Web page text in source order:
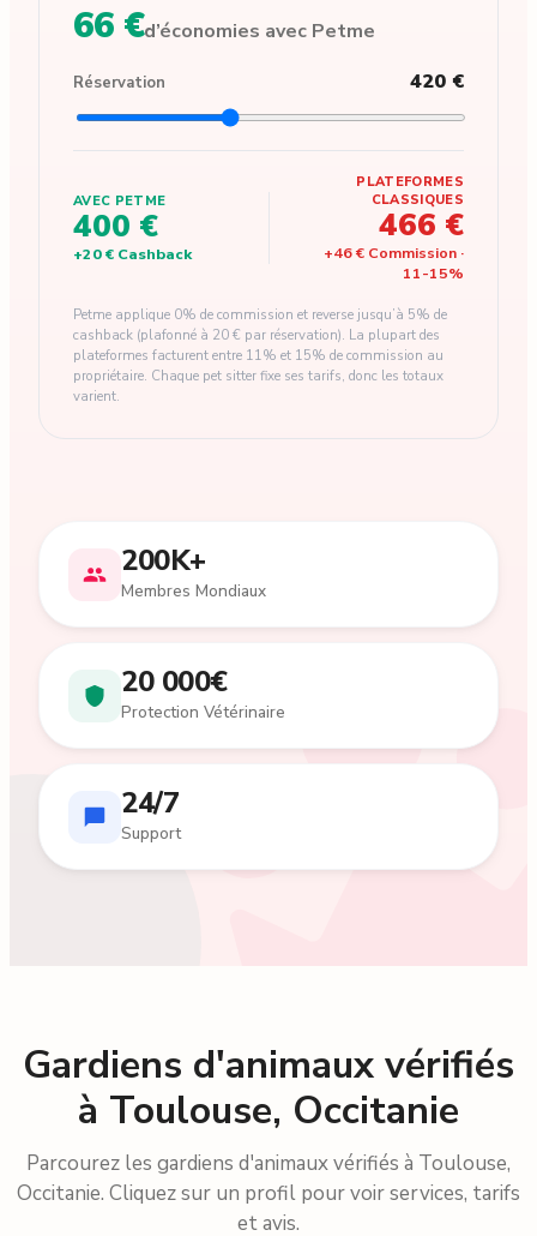
66 €d’économies avec Petme
Réservation 420 €
AVEC PETME
400 €
+20 € Cashback
PLATEFORMES
CLASSIQUES
466 €
+46 € Commission ·
11-15%
Petme applique 0% de commission et reverse jusqu’à 5% de
cashback (plafonné à 20 € par réservation). La plupart des
plateformes facturent entre 11% et 15% de commission au
propriétaire. Chaque pet sitter fixe ses tarifs, donc les totaux
varient.
200K+
Membres Mondiaux
20 000€
Protection Vétérinaire
24/7
Support
Gardiens d'animaux vérifiés
à Toulouse, Occitanie
Parcourez les gardiens d'animaux vérifiés à Toulouse,
Occitanie. Cliquez sur un profil pour voir services, tarifs
et avis.